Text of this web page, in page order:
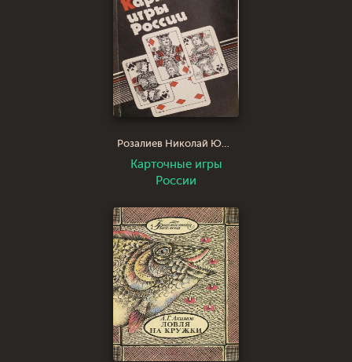
Розалиев Николай Юрьевич
Карточные игры
России